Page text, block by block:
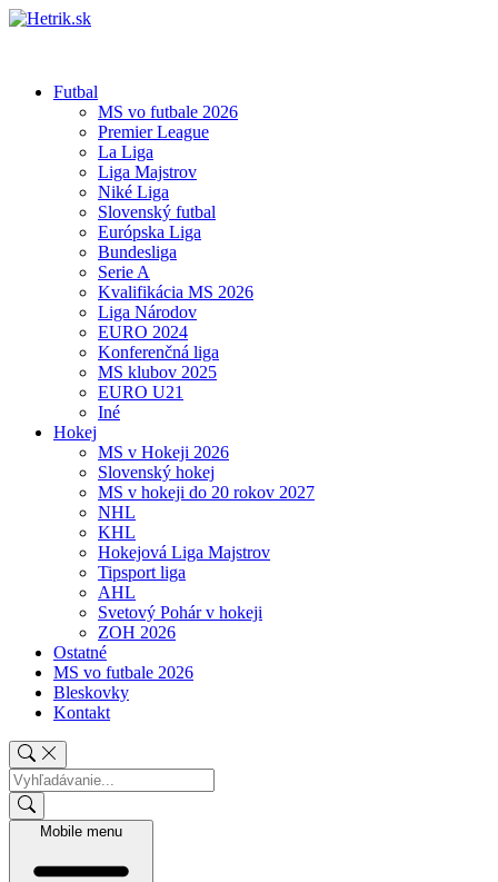
Futbal
MS vo futbale 2026
Premier League
La Liga
Liga Majstrov
Niké Liga
Slovenský futbal
Európska Liga
Bundesliga
Serie A
Kvalifikácia MS 2026
Liga Národov
EURO 2024
Konferenčná liga
MS klubov 2025
EURO U21
Iné
Hokej
MS v Hokeji 2026
Slovenský hokej
MS v hokeji do 20 rokov 2027
NHL
KHL
Hokejová Liga Majstrov
Tipsport liga
AHL
Svetový Pohár v hokeji
ZOH 2026
Ostatné
MS vo futbale 2026
Bleskovky
Kontakt
Mobile menu